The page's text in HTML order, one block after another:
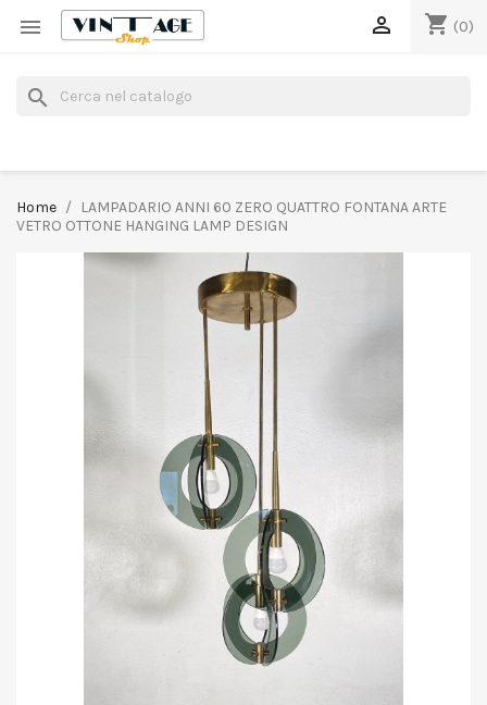
 shopping_cart (0)

search
Home
LAMPADARIO ANNI 60 ZERO QUATTRO FONTANA ARTE
VETRO OTTONE HANGING LAMP DESIGN